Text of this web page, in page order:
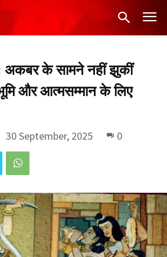
अकबर के सामने नहीं झुकीं
और आत्मसम्मान के लिए
30 September, 2025 0